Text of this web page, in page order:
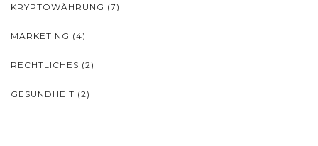
KRYPTOWÄHRUNG (7)
MARKETING (4)
RECHTLICHES (2)
GESUNDHEIT (2)